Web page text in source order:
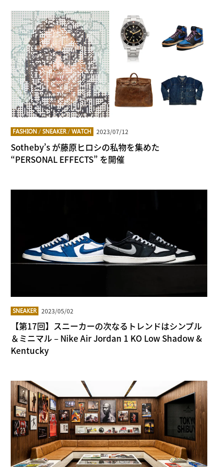
FASHION /SNEAKER/WATCH 2023/07/12
Sotheby’s が藤原ヒロシの私物を集めた
“PERSONAL EFFECTS” を開催
SNEAKER 2023/05/02
【第17回】スニーカーの次なるトレンドはシンプル
＆ミニマル – Nike Air Jordan 1 KO Low Shadow &
Kentucky